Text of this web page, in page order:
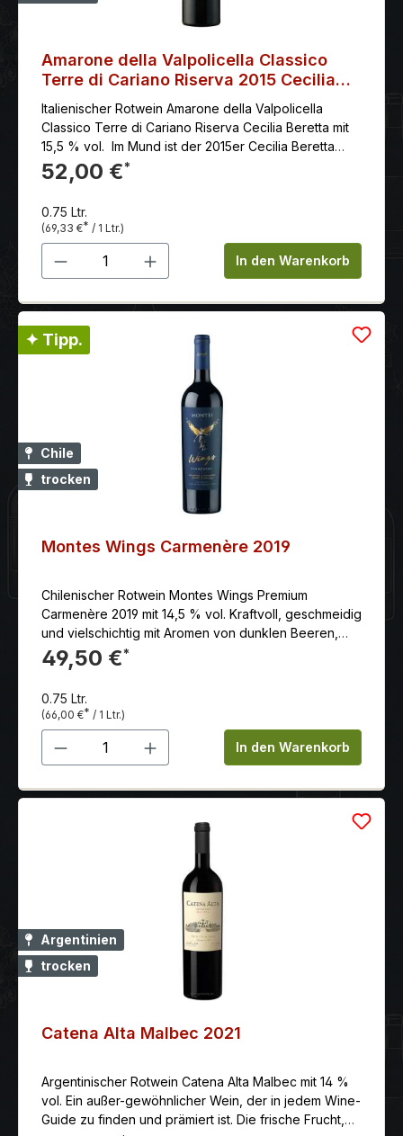
Amarone della Valpolicella Classico
Terre di Cariano Riserva 2015 Cecilia
Beretta
Italienischer Rotwein Amarone della Valpolicella
Classico Terre di Cariano Riserva Cecilia Beretta mit
15,5 % vol. Im Mund ist der 2015er Cecilia Beretta
Amarone Riserva samtig und weich, mit
dominierenden Noten von Kirschen, Heidelbeeren
52,00 €*
0.75 Ltr.
(69,33 €* / 1 Ltr.)
Produkt Anzahl: Gib denIn den Warenkorb
✦ Tipp.
Chile
trocken
Montes Wings Carmenère 2019
Chilenischer Rotwein Montes Wings Premium
Carmenère 2019 mit 14,5 % vol. Kraftvoll, geschmeidig
und vielschichtig mit Aromen von dunklen Beeren,
schwarzem Pfeffer und den süßen Röstnoten der
Fassreife. Wunderschön ausbalanciert mit endlos
49,50 €*
0.75 Ltr.
(66,00 €* / 1 Ltr.)
Produkt Anzahl: Gib denIn den Warenkorb
Argentinien
trocken
Catena Alta Malbec 2021
Argentinischer Rotwein Catena Alta Malbec mit 14 %
vol. Ein außer-gewöhnlicher Wein, der in jedem Wine-
Guide zu finden und prämiert ist. Die frische Frucht,